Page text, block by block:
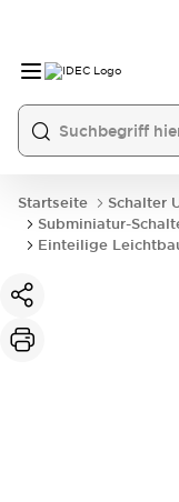
Startseite Schalter
Subminiatur-
Einteilige